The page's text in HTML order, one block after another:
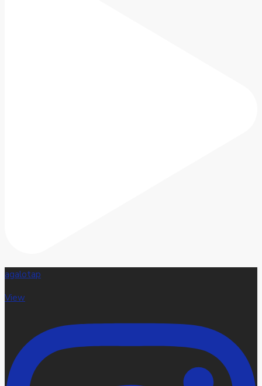
agalotap
View